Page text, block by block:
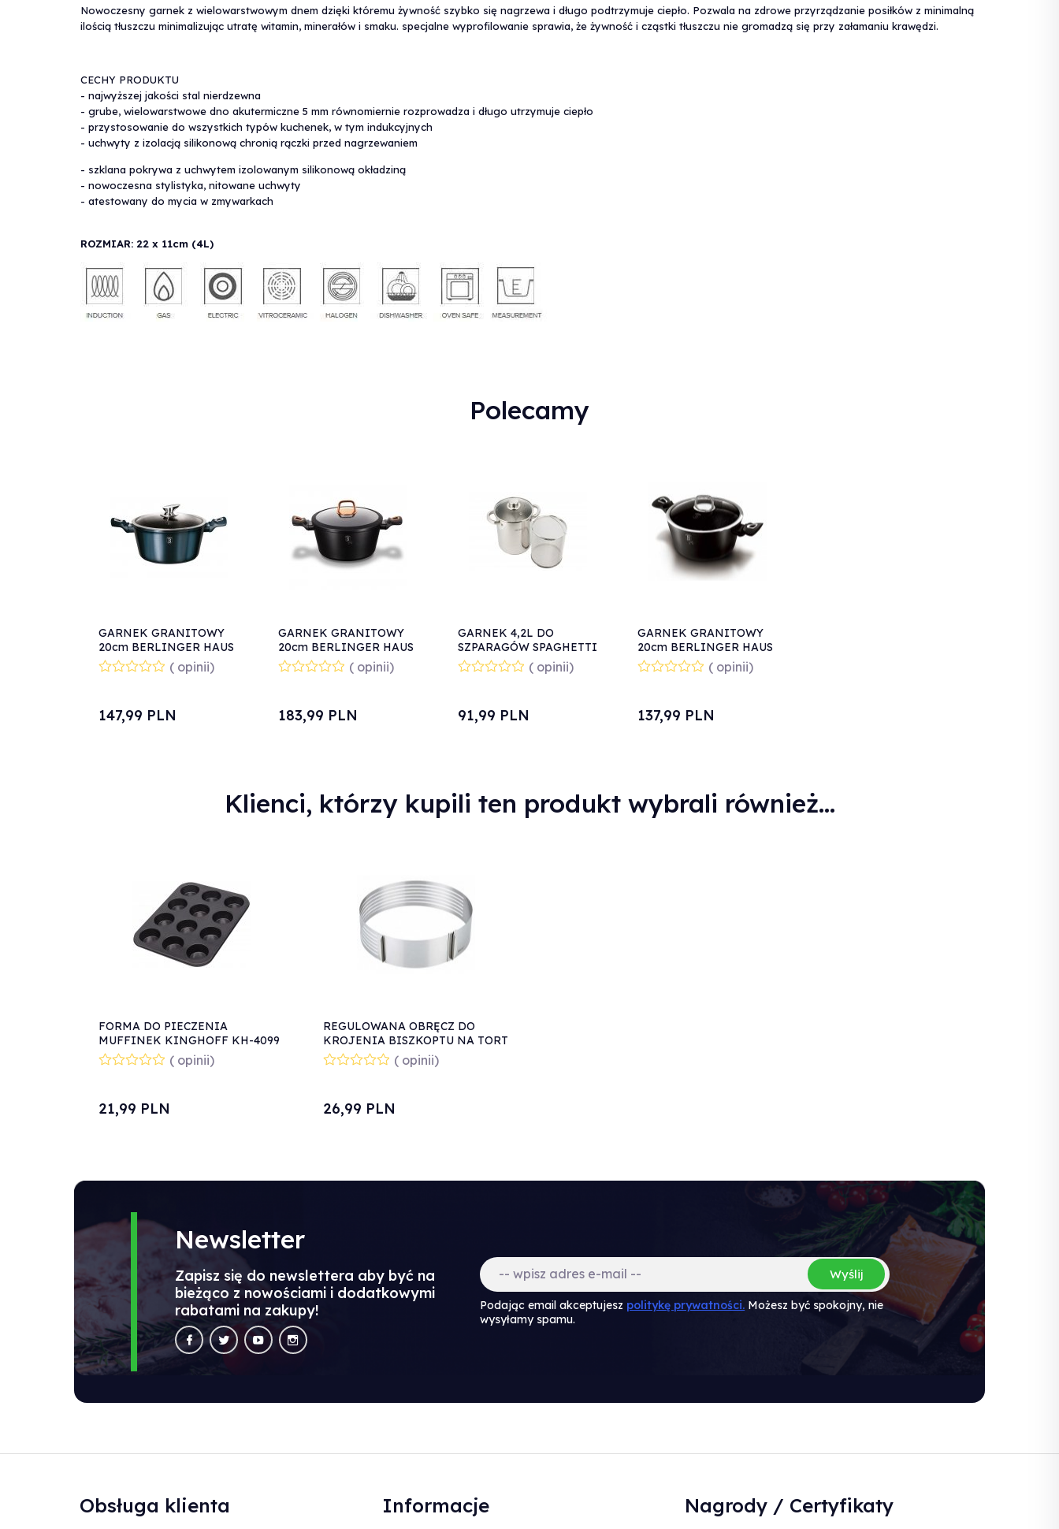
Nowoczesny garnek z wielowarstwowym dnem dzięki któremu żywność szybko się nagrzewa i długo podtrzymuje ciepło. Pozwala na zdrowe przyrządzanie posiłków z minimalną
ilością tłuszczu minimalizując utratę witamin, minerałów i smaku. specjalne wyprofilowanie sprawia, że żywność i cząstki tłuszczu nie gromadzą się przy załamaniu krawędzi.
CECHY PRODUKTU
- najwyższej jakości stal nierdzewna
- grube, wielowarstwowe dno akutermiczne 5 mm równomiernie rozprowadza i długo utrzymuje ciepło
- przystosowanie do wszystkich typów kuchenek, w tym indukcyjnych
- uchwyty z izolacją silikonową chronią rączki przed nagrzewaniem
- szklana pokrywa z uchwytem izolowanym silikonową okładziną
- nowoczesna stylistyka, nitowane uchwyty
- atestowany do mycia w zmywarkach
ROZMIAR: 22 x 11cm (4L)
Dane techniczne
Polecamy
GARNEK GRANITOWY
20cm BERLINGER HAUS
AQUAMARINE BH-1878
( opinii)
147,99 PLN
GARNEK GRANITOWY
20cm BERLINGER HAUS
BLACK ROSE BH-1641
( opinii)
183,99 PLN
GARNEK 4,2L DO
SZPARAGÓW SPAGHETTI
KINGHOFF KH-3325
( opinii)
91,99 PLN
GARNEK GRANITOWY
20cm BERLINGER HAUS
BH-1851
( opinii)
137,99 PLN
Klienci, którzy kupili ten produkt wybrali również...
FORMA DO PIECZENIA
MUFFINEK KINGHOFF KH-4099
( opinii)
21,99 PLN
REGULOWANA OBRĘCZ DO
KROJENIA BISZKOPTU NA TORT
KINGHOFF KH-1474
( opinii)
26,99 PLN
Newsletter
Zapisz się do newslettera aby być na
bieżąco z nowościami i dodatkowymi
rabatami na zakupy!
Wyślij
Podając email akceptujesz politykę prywatności. Możesz być spokojny, nie
wysyłamy spamu.
Obsługa klienta Informacje Nagrody / Certyfikaty